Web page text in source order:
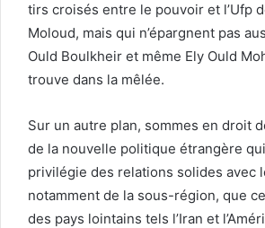
tirs croisés entre le pouvoir et l’Ufp
Moloud, mais qui n’épargnent pas
Ould Boulkheir et même Ely Ould
trouve dans la mêlée.
Sur un autre plan, sommes en droit
de la nouvelle politique étrangère
privilégie des relations solides avec
notamment de la sous-région, que
des pays lointains tels l’Iran et